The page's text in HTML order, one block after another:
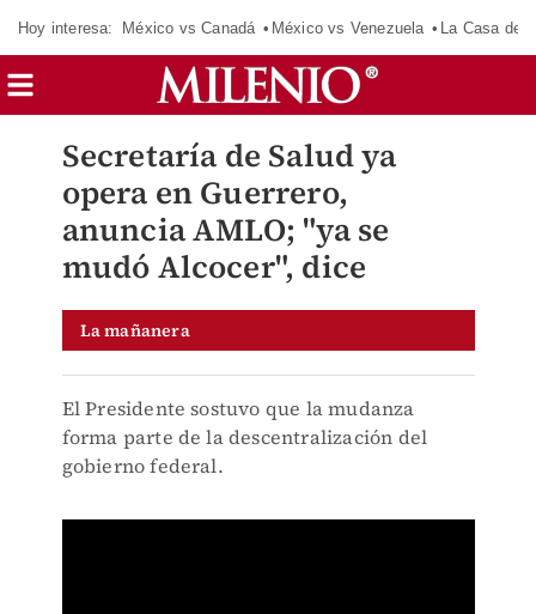
Hoy interesa: México vs Canadá México vs Venezuela La Casa de
Secretaría de Salud ya
opera en Guerrero,
anuncia AMLO; "ya se
mudó Alcocer", dice
La mañanera
El Presidente sostuvo que la mudanza
forma parte de la descentralización del
gobierno federal.